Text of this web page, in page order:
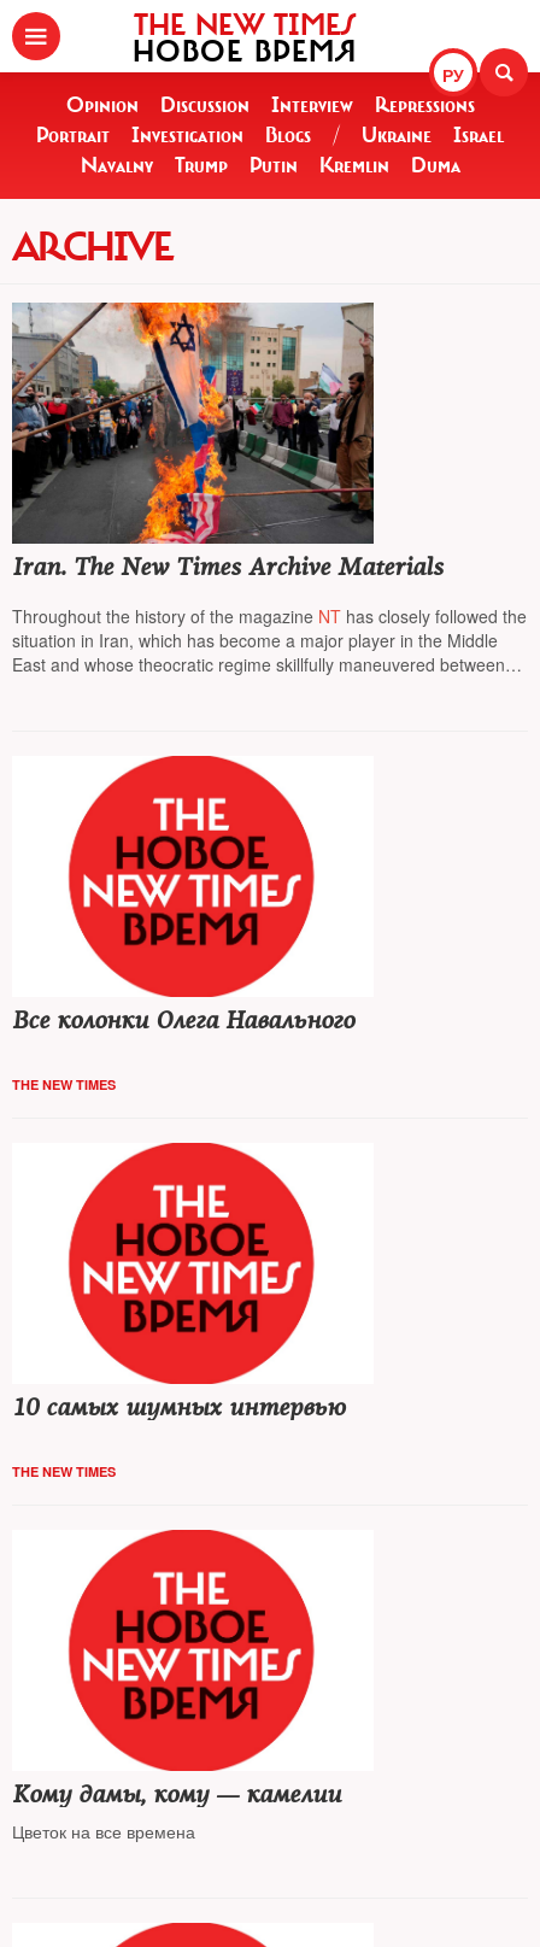
РУ
THE NEW TIMES
НОВОЕ ВРЕМЯ
Opinion Discussion Interview
Repressions
Portrait
Investigation Blogs / Ukraine
Israel
Navalny
Trump Putin Kremlin Duma
ARCHIVE
Iran. The New Times Archive Materials
Throughout the history of the magazine NT has closely followed the
situation in Iran, which has become a major player in the Middle
East and whose theocratic regime skillfully maneuvered between
Все колонки Олега Навального
THE NEW TIMES
10 самых шумных интервью
THE NEW TIMES
Кому дамы, кому — камелии
Цветок на все времена